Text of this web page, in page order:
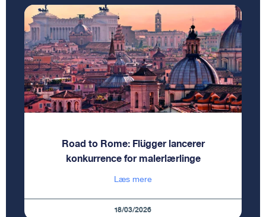
Road to Rome: Flügger lancerer
konkurrence for malerlærlinge
Læs mere
18/03/2026